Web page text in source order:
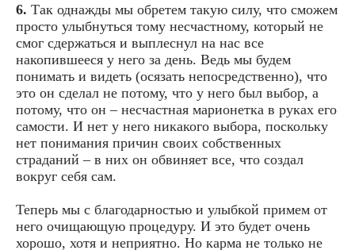
6. Так однажды мы обретем такую силу, что сможем
просто улыбнуться тому несчастному, который не
смог сдержаться и выплеснул на нас все
накопившееся у него за день. Ведь мы будем
понимать и видеть (осязать непосредственно), что
это он сделал не потому, что у него был выбор, а
потому, что он – несчастная марионетка в руках его
самости. И нет у него никакого выбора, поскольку
нет понимания причин своих собственных
страданий – в них он обвиняет все, что создал
вокруг себя сам.
Теперь мы с благодарностью и улыбкой примем от
него очищающую процедуру. И это будет очень
хорошо, хотя и неприятно. Но карма не только не